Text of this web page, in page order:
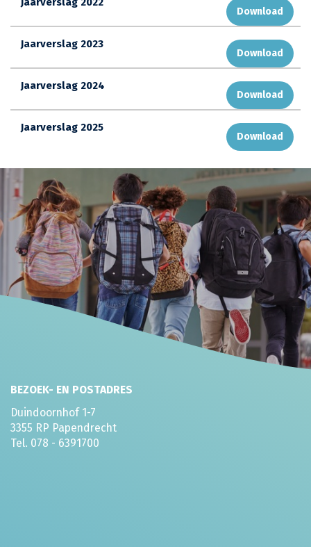
Download
Jaarverslag 2023
Download
Jaarverslag 2024
Download
Jaarverslag 2025
Download
BEZOEK- EN POSTADRES
Duindoornhof 1-7
3355 RP Papendrecht
Tel. 078 - 6391700